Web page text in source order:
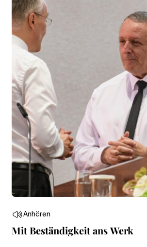
Anhören
Mit Beständigkeit ans Werk